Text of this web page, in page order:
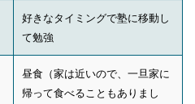
好きなタイミングで塾に移動し
て勉強
昼食（家は近いので、一旦家に
帰って食べることもありまし